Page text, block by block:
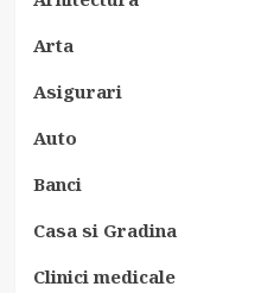
Arta
Asigurari
Auto
Banci
Casa si Gradina
Clinici medicale